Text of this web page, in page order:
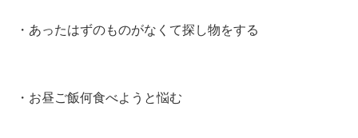
・あったはずのものがなくて探し物をする
・お昼ご飯何食べようと悩む